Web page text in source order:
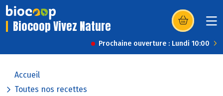
Biocoop Vivez Nature (s’ouvre dans
Prochaine ouverture : Lundi 10:00
Accueil
Toutes nos recettes